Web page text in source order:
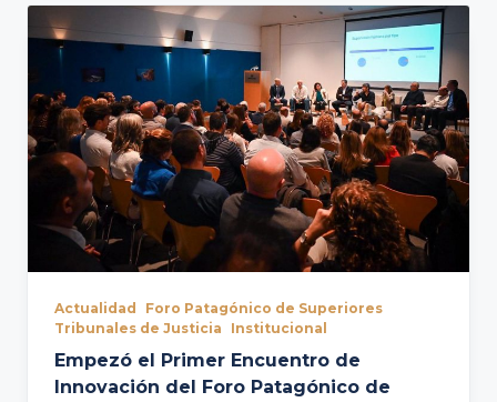
Actualidad
Foro Patagónico de Superiores
Tribunales de Justicia
Institucional
Empezó el Primer Encuentro de
Innovación del Foro Patagónico de